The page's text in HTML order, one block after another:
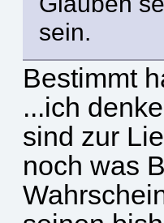
sein.
Bestimmt
...ich
sind zur
noch was